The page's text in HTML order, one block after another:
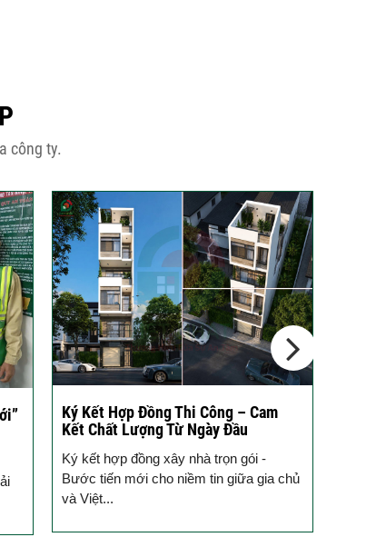
công ty.
Ký Kết Hợp Đồng Thi Công – Cam
Kết Chất Lượng Từ Ngày Đầu
Ký kết hợp đồng xây nhà trọn gói -
Bước tiến mới cho niềm tin giữa gia chủ
và Việt...